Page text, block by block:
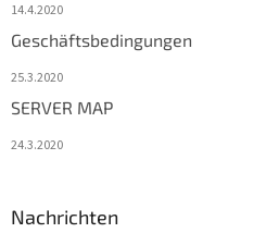
14.4.2020
Geschäftsbedingungen
25.3.2020
SERVER MAP
24.3.2020
Nachrichten